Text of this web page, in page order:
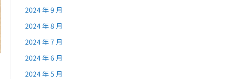
2024 年 9 月
2024 年 8 月
2024 年 7 月
2024 年 6 月
2024 年 5 月